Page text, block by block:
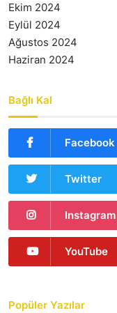
Ekim 2024
Eylül 2024
Ağustos 2024
Haziran 2024
Bağlı Kal
Facebook
Twitter
Instagram
YouTube
Popüler Yazılar